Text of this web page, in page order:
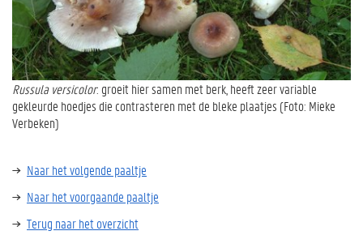
Russula versicolor: groeit hier samen met berk, heeft zeer variable
gekleurde hoedjes die contrasteren met de bleke plaatjes (Foto: Mieke
Verbeken)
Naar het volgende paaltje
Naar het voorgaande paaltje
Terug naar het overzicht